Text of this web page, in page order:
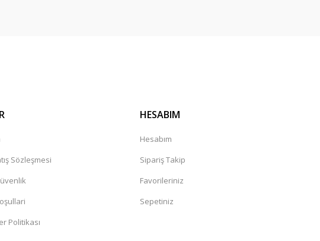
Sözleşmesi
Politikası
HESABIM
Hesabım
Sipariş Takip
Favorileriniz
Sepetiniz